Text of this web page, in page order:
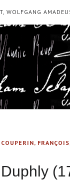
WOLFGANG
COUPERIN, FRANÇOIS